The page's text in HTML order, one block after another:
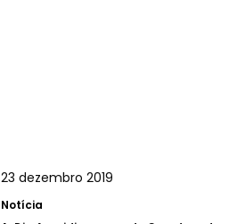
23 dezembro 2019
Notícia